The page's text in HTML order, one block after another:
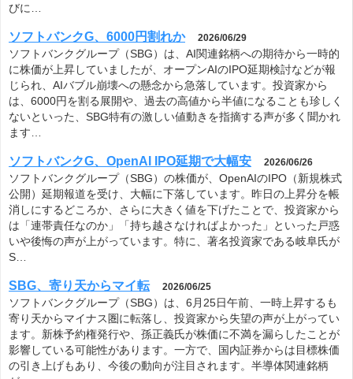
びに…
ソフトバンクG、6000円割れか 2026/06/29
ソフトバンクグループ（SBG）は、AI関連銘柄への期待から一時的
に株価が上昇していましたが、オープンAIのIPO延期検討などが報
じられ、AIバブル崩壊への懸念から急落しています。投資家から
は、6000円を割る展開や、過去の高値から半値になることも珍しく
ないといった、SBG特有の激しい値動きを指摘する声が多く聞かれ
ます…
ソフトバンクG、OpenAI IPO延期で大幅安 2026/06/26
ソフトバンクグループ（SBG）の株価が、OpenAIのIPO（新規株式
公開）延期報道を受け、大幅に下落しています。昨日の上昇分を帳
消しにするどころか、さらに大きく値を下げたことで、投資家から
は「連帯責任なのか」「持ち越さなければよかった」といった戸惑
いや後悔の声が上がっています。特に、著名投資家である岐阜氏が
S…
SBG、寄り天からマイ転 2026/06/25
ソフトバンクグループ（SBG）は、6月25日午前、一時上昇するも
寄り天からマイナス圏に転落し、投資家から失望の声が上がってい
ます。新株予約権発行や、孫正義氏が株価に不満を漏らしたことが
影響している可能性があります。一方で、国内証券からは目標株価
の引き上げもあり、今後の動向が注目されます。半導体関連銘柄